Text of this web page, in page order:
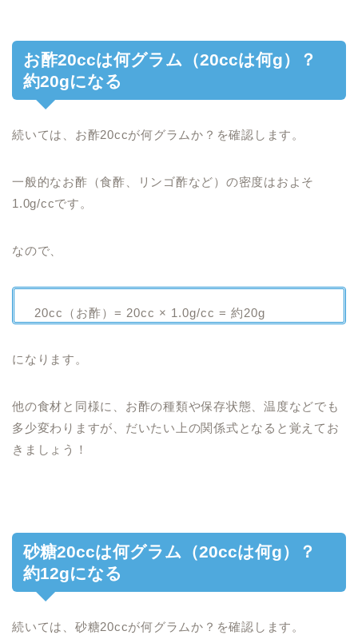
お酢20ccは何グラム（20ccは何g）？
約20gになる
続いては、お酢20ccが何グラムか？を確認します。
一般的なお酢（食酢、リンゴ酢など）の密度はおよそ
1.0g/ccです。
なので、
20cc（お酢）= 20cc × 1.0g/cc = 約20g
になります。
他の食材と同様に、お酢の種類や保存状態、温度などでも
多少変わりますが、だいたい上の関係式となると覚えてお
きましょう！
砂糖20ccは何グラム（20ccは何g）？
約12gになる
続いては、砂糖20ccが何グラムか？を確認します。